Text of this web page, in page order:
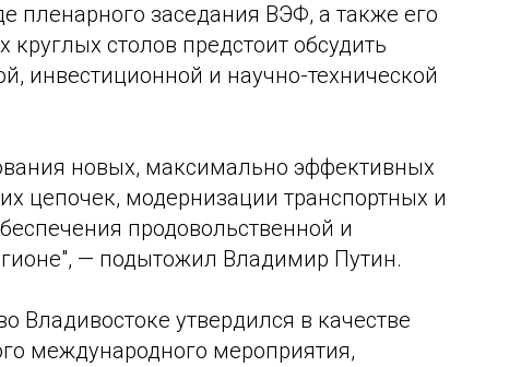
пленарного заседания ВЭФ, а также его
столов предстоит обсудить
инвестиционной и научно-технической
новых, максимально эффективных
цепочек, модернизации транспортных и
продовольственной и
— подытожил Владимир Путин.
Владивостоке утвердился в качестве
международного мероприятия,